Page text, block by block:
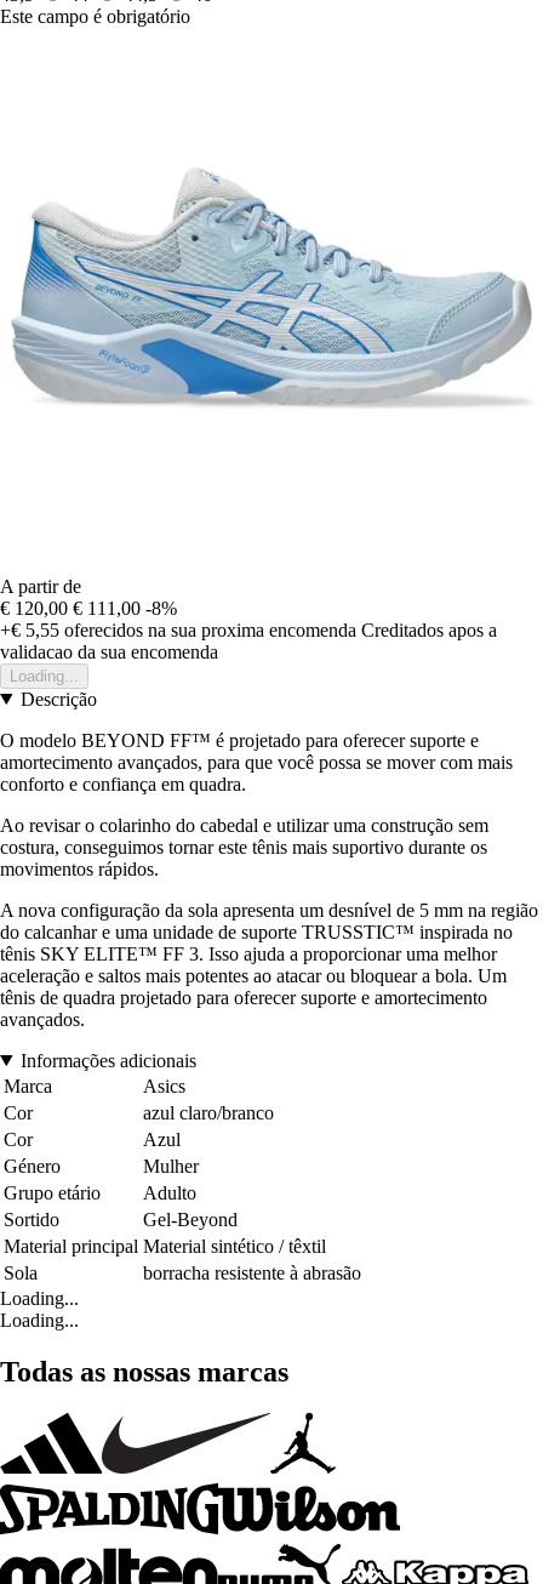
Este campo é obrigatório
A partir de
€ 120,00 € 111,00 -8%
+€ 5,55 oferecidos na sua proxima encomenda Creditados apos a
validacao da sua encomenda
Loading...
Descrição
O modelo BEYOND FF™ é projetado para oferecer suporte e
amortecimento avançados, para que você possa se mover com mais
conforto e confiança em quadra.
Ao revisar o colarinho do cabedal e utilizar uma construção sem
costura, conseguimos tornar este tênis mais suportivo durante os
movimentos rápidos.
A nova configuração da sola apresenta um desnível de 5 mm na região
do calcanhar e uma unidade de suporte TRUSSTIC™ inspirada no
tênis SKY ELITE™ FF 3. Isso ajuda a proporcionar uma melhor
aceleração e saltos mais potentes ao atacar ou bloquear a bola. Um
tênis de quadra projetado para oferecer suporte e amortecimento
avançados.
Informações adicionais
Marca
Asics
Cor
azul claro/branco
Cor
Azul
Género
Mulher
Grupo etário
Adulto
Sortido
Gel-Beyond
Material principal Material sintético / têxtil
Sola
borracha resistente à abrasão
Loading...
Loading...
Todas as nossas marcas